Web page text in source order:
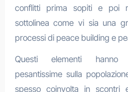
conflitti prima sopiti e poi
sottolinea come vi sia una
processi di peace building e
Questi elementi hanno
pesantissime sulla
spesso coinvolta in scontri